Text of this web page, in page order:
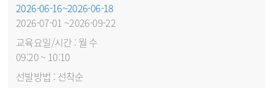
2026-06-16~2026-06-18
2026-07-01 ~2026-09-22
월 수
09:20 ~ 10:10
선착순